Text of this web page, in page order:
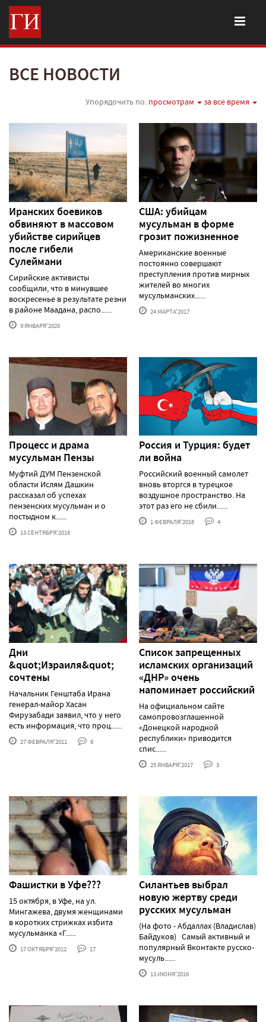
ВСЕ НОВОСТИ
Упорядочить по: просмотрам за все время
Иранских боевиков
обвиняют в массовом
убийстве сирийцев
после гибели
Сулеймани
Сирийские активисты
сообщили, что в минувшее
воскресенье в результате резни
в районе Маадана, распо......
9 ЯНВАРЯ'2020
США: убийцам
мусульман в форме
грозит пожизненное
Американские военные
постоянно совершают
преступления против мирных
жителей во многих
мусульманских......
24 МАРТА'2017
Процесс и драма
мусульман Пензы
Муфтий ДУМ Пензенской
области Ислям Дашкин
рассказал об успехах
пензенских мусульман и о
постыдном к......
13 СЕНТЯБРЯ'2016
Россия и Турция: будет
ли война
Российский военный самолет
вновь вторгся в турецкое
воздушное пространство. На
этот раз его не сбили......
1 ФЕВРАЛЯ'2016 4
Дни
&quot;Израиля&quot;
сочтены
Начальник Генштаба Ирана
генерал-майор Хасан
Фирузабади заявил, что у него
есть информация, что проц......
27 ФЕВРАЛЯ'2011 6
Список запрещенных
исламских организаций
«ДНР» очень
напоминает российский
На официальном сайте
самопровозглашенной
«Донецкой народной
республики» приводится
спис......
25 ЯНВАРЯ'2017 3
Фашистки в Уфе???
15 октября, в Уфе, на ул.
Мингажева, двумя женщинами
в коротких стрижках избита
мусульманка «Г......
17 ОКТЯБРЯ'2012 17
Силантьев выбрал
новую жертву среди
русских мусульман
(На фото - Абдаллах (Владислав)
Байдуков) Самый активный и
популярный Вконтакте русско-
мусуль......
13 ИЮНЯ'2016